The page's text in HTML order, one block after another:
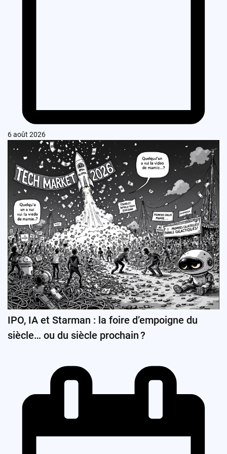
6 août 2026
IPO, IA et Starman : la foire d’empoigne du
siècle… ou du siècle prochain ?